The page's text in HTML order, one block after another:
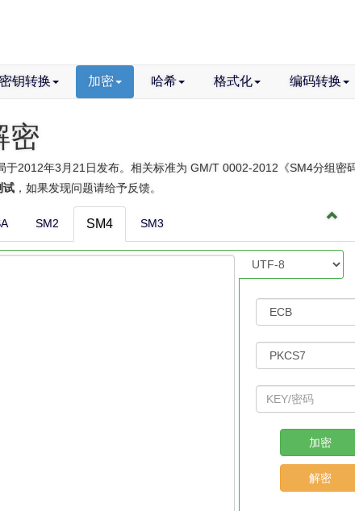
密钥转换 加密 哈希 格式化 编码转换
密
2012年3月21日发布。相关标准为 GM/T 0002-2012《SM4分组
试 ，如果发现问题请给予反馈。
SM2 SM4 SM3